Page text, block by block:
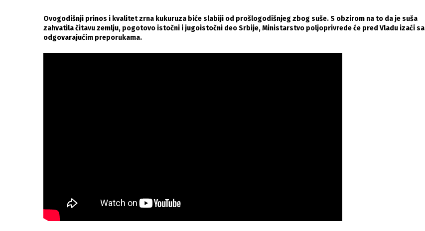
Ovogodišnji prinos i kvalitet zrna kukuruza biće slabiji od prošlogodišnjeg zbog suše. S obzirom na to da je suša
zahvatila čitavu zemlju, pogotovo istočni i jugoistočni deo Srbije, Ministarstvo poljoprivrede će pred Vladu izaći sa
odgovarajućim preporukama.